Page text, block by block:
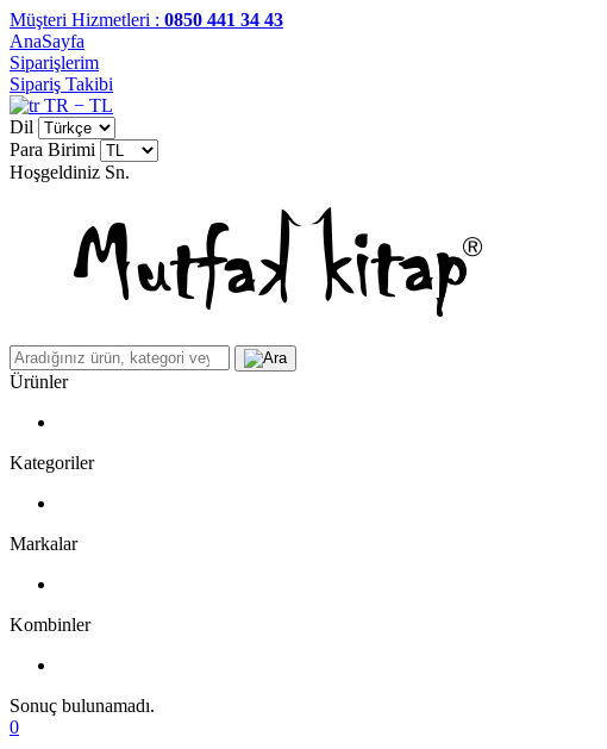
Müşteri Hizmetleri : 0850 441 34 43
AnaSayfa
Siparişlerim
Sipariş Takibi
TR − TL
Dil
Para Birimi
Hoşgeldiniz Sn.
Ürünler
Kategoriler
Markalar
Kombinler
Sonuç bulunamadı.
0